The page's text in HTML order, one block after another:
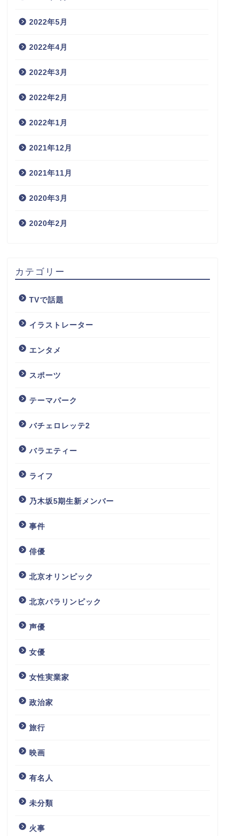
2022年5月
2022年4月
2022年3月
2022年2月
2022年1月
2021年12月
2021年11月
2020年3月
2020年2月
カテゴリー
TVで話題
イラストレーター
エンタメ
スポーツ
テーマパーク
バチェロレッテ2
バラエティー
ライフ
乃木坂5期生新メンバー
事件
俳優
北京オリンピック
北京パラリンピック
声優
女優
女性実業家
政治家
旅行
映画
有名人
未分類
火事